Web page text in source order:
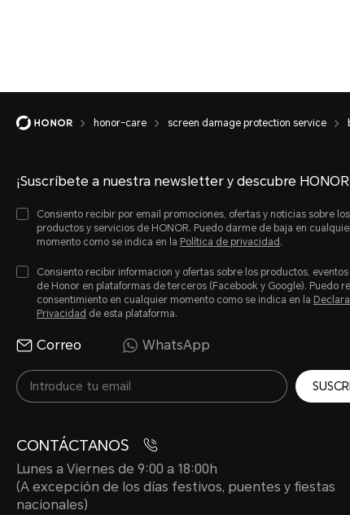
honor-care screen damage protection service
¡Suscríbete a nuestra newsletter y descubre
Consiento recibir por email promociones, ofertas y noticias sobre los
productos y servicios de HONOR. Puedo darme de baja en
momento como se indica en la Política de privacidad .
Consiento recibir informacion y ofertas sobre los productos,
de Honor en plataformas de terceros (Facebook y Google). Puedo
consentimiento en cualquier momento como se indica en la
Privacidad de esta plataforma.
Correo WhatsApp
CONTÁCTANOS
Lunes a Viernes de 9:00 a 18:00h
(A excepción de los días festivos, puentes y fiestas
nacionales)